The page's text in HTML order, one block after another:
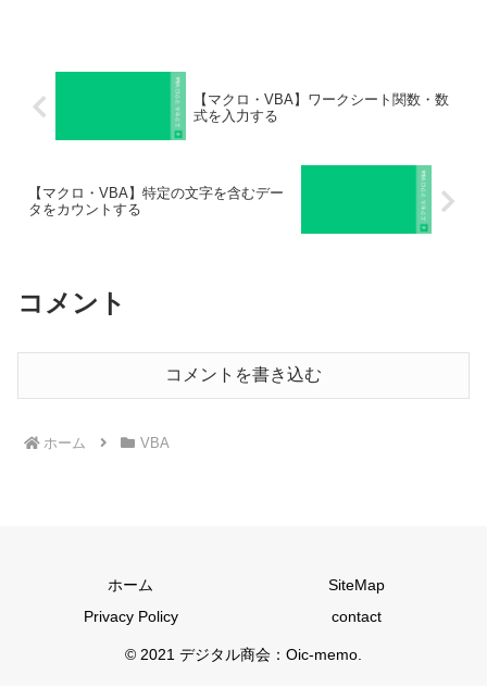
【マクロ・VBA】ワークシート関数・数
式を入力する
【マクロ・VBA】特定の文字を含むデー
タをカウントする
コメント
コメントを書き込む
ホーム VBA
ホーム
SiteMap
Privacy Policy
contact
© 2021 デジタル商会：Oic-memo.